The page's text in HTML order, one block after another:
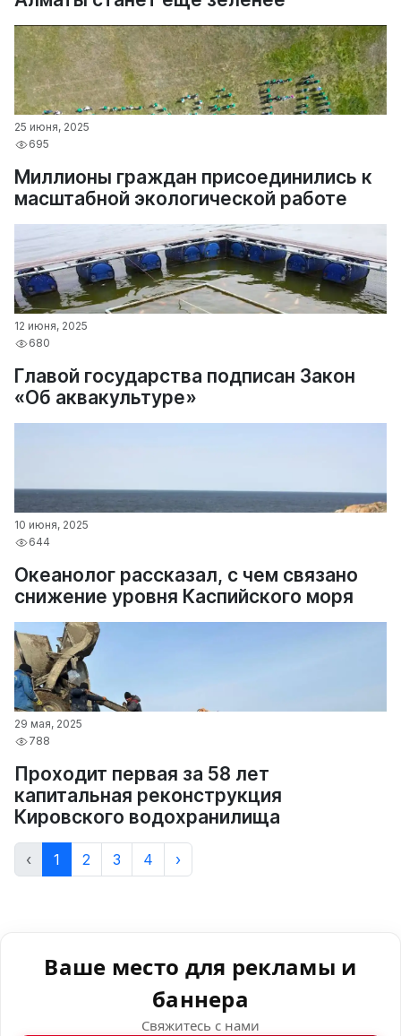
25 июня, 2025
695
Миллионы граждан присоединились к
масштабной экологической работе
12 июня, 2025
680
Главой государства подписан Закон
«Об аквакультуре»
10 июня, 2025
644
Океанолог рассказал, с чем связано
снижение уровня Каспийского моря
29 мая, 2025
788
Проходит первая за 58 лет
капитальная реконструкция
Кировского водохранилища
‹ 1 2 3 4 ›
Ваше место для рекламы и
баннера
Свяжитесь с нами